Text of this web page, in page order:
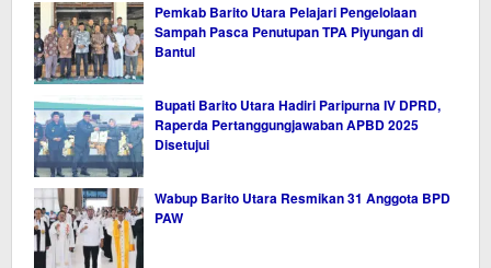
Pemkab Barito Utara Pelajari Pengelolaan
Sampah Pasca Penutupan TPA Piyungan di
Bantul
Bupati Barito Utara Hadiri Paripurna IV DPRD,
Raperda Pertanggungjawaban APBD 2025
Disetujui
Wabup Barito Utara Resmikan 31 Anggota BPD
PAW